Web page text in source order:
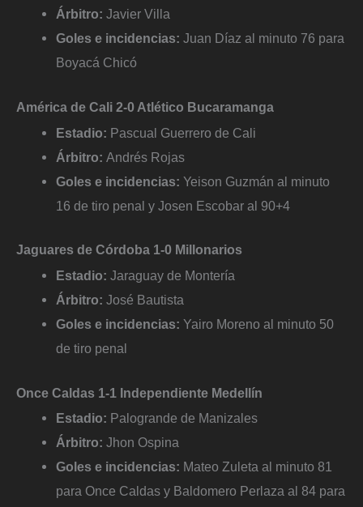
Árbitro:Javier Villa
Goles e incidencias:Juan Díaz al minuto 76 para
Boyacá Chicó
América de Cali 2-0 Atlético Bucaramanga
Estadio: Pascual Guerrero de Cali
Árbitro:Andrés Rojas
Goles e incidencias:Yeison Guzmán al minuto
16 de tiro penal y Josen Escobar al 90+4
Jaguares de Córdoba 1-0 Millonarios
Estadio:Jaraguay de Montería
Árbitro:José Bautista
Goles e incidencias:Yairo Moreno al minuto 50
de tiro penal
Once Caldas 1-1 Independiente Medellín
Estadio: Palogrande de Manizales
Árbitro:Jhon Ospina
Goles e incidencias: Mateo Zuleta al minuto 81
para Once Caldas y Baldomero Perlaza al 84 para